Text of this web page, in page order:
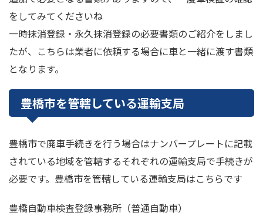
をしてみてくださいね
一時抹消登録・永久抹消登録の必要書類のご紹介をしまし
たが、こちらは業者に依頼する場合に車と一緒に渡す書類
となります。
豊橋市を管轄している運輸支局
豊橋市で廃車手続きを行う場合はナンバープレートに記載
されている地域を管轄するそれぞれの運輸支局で手続きが
必要です。豊橋市を管轄している運輸支局はこちらです
豊橋自動車検査登録事務所（普通自動車）